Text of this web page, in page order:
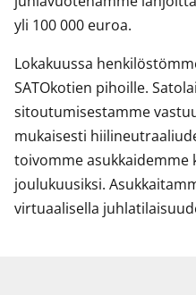
yli 100 000 euroa.
Lokakuussa
SATOkotien pihoille.
sitoutumisestamme
mukaisesti
toivomme asukkaidemme
joulukuusiksi.
virtuaalisella